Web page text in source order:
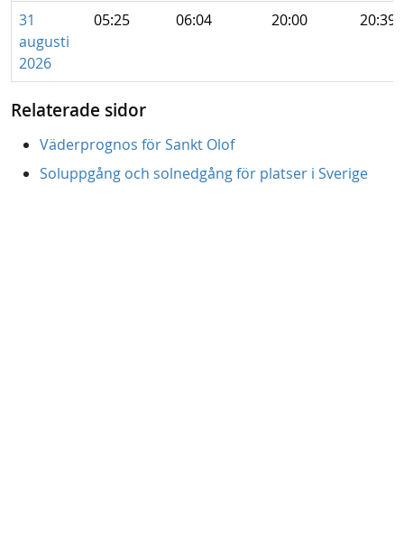
31
augusti
2026
05:25 06:04 20:00 20:39
Relaterade sidor
Väderprognos för Sankt Olof
Soluppgång och solnedgång för platser i Sverige